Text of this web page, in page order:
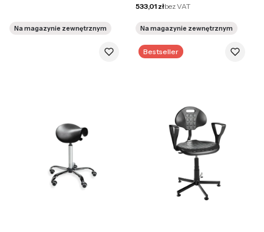
Na magazynie zewnętrznym
Cena netto
533,01 złbez VAT
Na magazynie zewnętrznym
Bestseller